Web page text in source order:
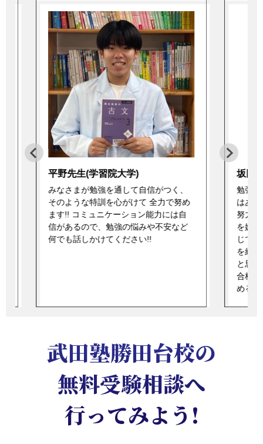
平野先生(学習院大学)
みなさまが勉強を通して自信がつく、
そのような特訓を心がけて 全力で努め
ます!! コミュニケーション能力には自
信があるので、勉強の悩みや不安など
何でも話しかけてください!!
坂田
勉強
はあ
努力
を嫌
じて
を結
と思
合格
める
武田塾勝田台校の
無料受験相談へ
行ってみよう!